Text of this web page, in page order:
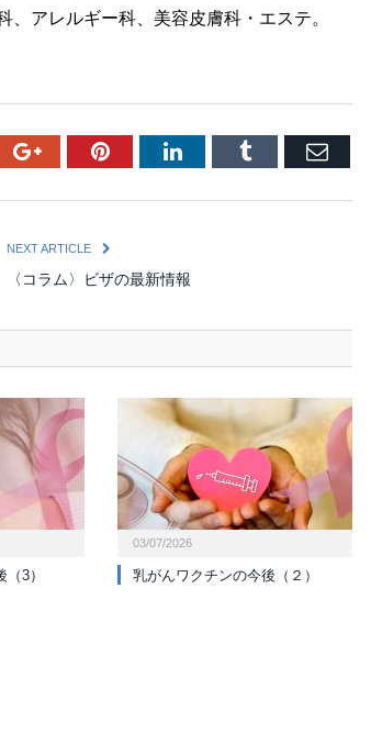
、アレルギー科、美容皮膚科・エステ。
Google+PinterestLinkedInTumblr Email
NEXT ARTICLE
〈コラム〉ビザの最新情報
3）
03/07/2026
乳がんワクチンの今後（２）